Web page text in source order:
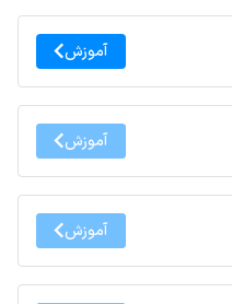
آموزش
آموزش
آموزش